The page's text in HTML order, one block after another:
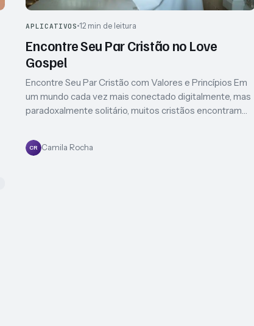
APLICATIVOS 12 min de leitura
Encontre Seu Par Cristão no Love
Gospel
Encontre Seu Par Cristão com Valores e Princípios Em
um mundo cada vez mais conectado digitalmente, mas
paradoxalmente solitário, muitos cristãos encontram…
CR Camila Rocha